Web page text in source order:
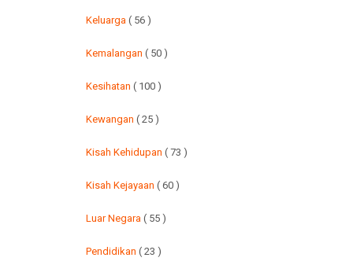
Keluarga ( 56 )
Kemalangan ( 50 )
Kesihatan ( 100 )
Kewangan ( 25 )
Kisah Kehidupan ( 73 )
Kisah Kejayaan ( 60 )
Luar Negara ( 55 )
Pendidikan ( 23 )